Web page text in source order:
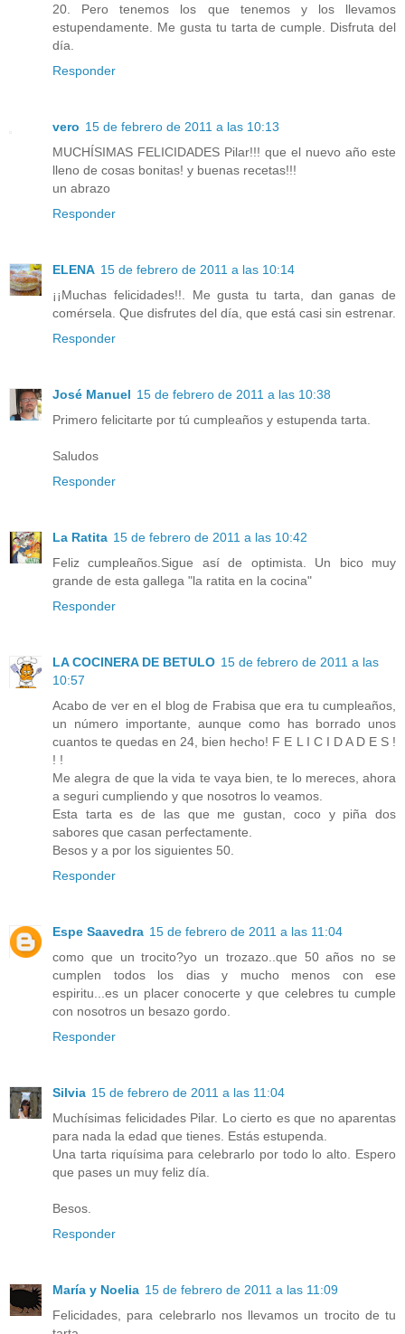
20. Pero tenemos los que tenemos y los llevamos
estupendamente. Me gusta tu tarta de cumple. Disfruta del
día.
Responder
vero 15 de febrero de 2011 a las 10:13
MUCHÍSIMAS FELICIDADES Pilar!!! que el nuevo año este
lleno de cosas bonitas! y buenas recetas!!!
un abrazo
Responder
ELENA 15 de febrero de 2011 a las 10:14
¡¡Muchas felicidades!!. Me gusta tu tarta, dan ganas de
comérsela. Que disfrutes del día, que está casi sin estrenar.
Responder
José Manuel 15 de febrero de 2011 a las 10:38
Primero felicitarte por tú cumpleaños y estupenda tarta.
Saludos
Responder
La Ratita 15 de febrero de 2011 a las 10:42
Feliz cumpleaños.Sigue así de optimista. Un bico muy
grande de esta gallega "la ratita en la cocina"
Responder
LA COCINERA DE BETULO 15 de febrero de 2011 a las
10:57
Acabo de ver en el blog de Frabisa que era tu cumpleaños,
un número importante, aunque como has borrado unos
cuantos te quedas en 24, bien hecho! F E L I C I D A D E S !
! !
Me alegra de que la vida te vaya bien, te lo mereces, ahora
a seguri cumpliendo y que nosotros lo veamos.
Esta tarta es de las que me gustan, coco y piña dos
sabores que casan perfectamente.
Besos y a por los siguientes 50.
Responder
Espe Saavedra 15 de febrero de 2011 a las 11:04
como que un trocito?yo un trozazo..que 50 años no se
cumplen todos los dias y mucho menos con ese
espiritu...es un placer conocerte y que celebres tu cumple
con nosotros un besazo gordo.
Responder
Silvia 15 de febrero de 2011 a las 11:04
Muchísimas felicidades Pilar. Lo cierto es que no aparentas
para nada la edad que tienes. Estás estupenda.
Una tarta riquísima para celebrarlo por todo lo alto. Espero
que pases un muy feliz día.
Besos.
Responder
María y Noelia 15 de febrero de 2011 a las 11:09
Felicidades, para celebrarlo nos llevamos un trocito de tu